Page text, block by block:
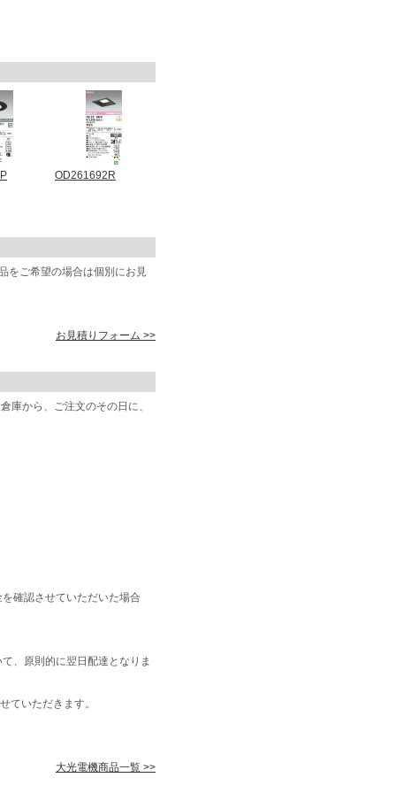
OD261692R
をご希望の場合は個別にお見
お見積りフォーム >>
から、ご注文のその日に、
確認させていただいた場合
、原則的に翌日配達となりま
ていただきます。
大光電機商品一覧 >>